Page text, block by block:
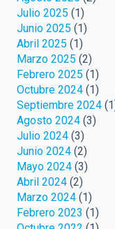
Julio 2025 (1)
Junio 2025 (1)
Abril 2025 (1)
Marzo 2025 (2)
Febrero 2025 (1)
Octubre 2024 (1)
Septiembre 2024
Agosto 2024 (3)
Julio 2024 (3)
Junio 2024 (2)
Mayo 2024 (3)
Abril 2024 (2)
Marzo 2024 (1)
Febrero 2023 (1)